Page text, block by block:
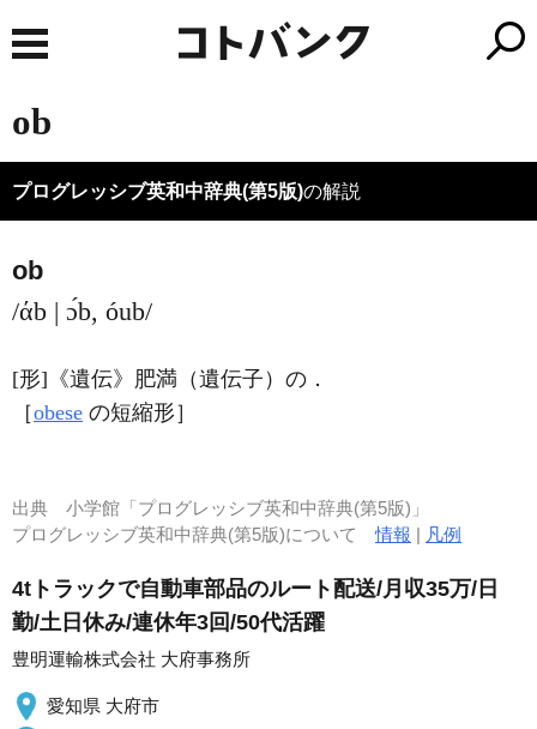
ob
プログレッシブ英和中辞典(第5版)の解説
ob
/άb | ɔ́b, óub/
[形] 《遺伝》 肥満（遺伝子）の ．
［obese の短縮形］
出典 小学館「プログレッシブ英和中辞典(第5版)」
プログレッシブ英和中辞典(第5版)について情報 | 凡例
4tトラックで自動車部品のルート配送/月収35万/日
勤/土日休み/連休年3回/50代活躍
豊明運輸株式会社 大府事務所
愛知県 大府市